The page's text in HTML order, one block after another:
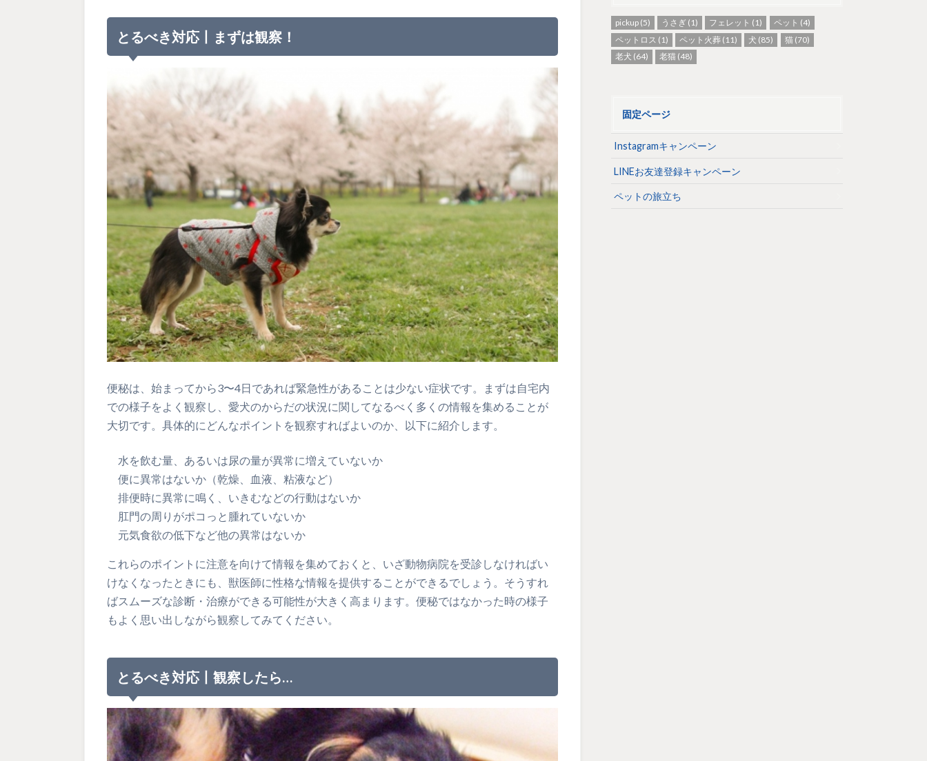
とるべき対応丨まずは観察！
便秘は、始まってから3〜4日であれば緊急性があることは少ない症状です。まずは自宅内
での様子をよく観察し、愛犬のからだの状況に関してなるべく多くの情報を集めることが
大切です。具体的にどんなポイントを観察すればよいのか、以下に紹介します。
水を飲む量、あるいは尿の量が異常に増えていないか
便に異常はないか（乾燥、血液、粘液など）
排便時に異常に鳴く、いきむなどの行動はないか
肛門の周りがポコっと腫れていないか
元気食欲の低下など他の異常はないか
これらのポイントに注意を向けて情報を集めておくと、いざ動物病院を受診しなければい
けなくなったときにも、獣医師に性格な情報を提供することができるでしょう。そうすれ
ばスムーズな診断・治療ができる可能性が大きく高まります。便秘ではなかった時の様子
もよく思い出しながら観察してみてください。
とるべき対応丨観察したら…
pickup (5) うさぎ (1) フェレット (1) ペット (4)
ペットロス (1) ペット火葬 (11) 犬 (85) 猫(70)
老犬 (64) 老猫 (48)
固定ページ
Instagramキャンペーン
LINEお友達登録キャンペーン
ペットの旅立ち